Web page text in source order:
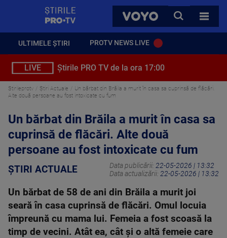
VOYO
CAUTA
TOATE
ULTIMELE ȘTIRI PROTV NEWS LIVE
LIVE Știrile PRO TV de la ora 17:00
Stirileprotv Știri Actuale
Un bărbat din Brăila a murit în casa sa cuprinsă de flăcări.
Alte două persoane au fost intoxicate cu fum
Un bărbat din Brăila a murit în casa sa
cuprinsă de flăcări. Alte două
persoane au fost intoxicate cu fum
ȘTIRI ACTUALE Data publicării: 22-05-2026 | 13:32
Data actualizării: 22-05-2026 | 13:32
Un bărbat de 58 de ani din Brăila a murit joi
seară în casa cuprinsă de flăcări. Omul locuia
împreună cu mama lui. Femeia a fost scoasă la
timp de vecini. Atât ea, cât și o altă femeie care